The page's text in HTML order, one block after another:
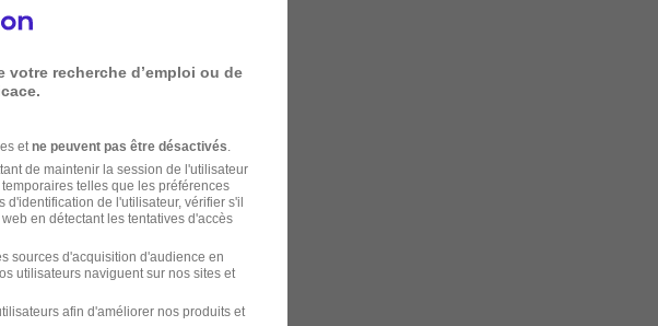
recherche d’emploi ou de
et ne peuvent pas être désactivés
de maintenir la session de l'utilisateur
telles que les préférences
d'identification de l'utilisateur, vérifier s'il
en détectant les tentatives d'accès
sources d'acquisition d'audience en
utilisateurs naviguent sur nos sites et
afin d'améliorer nos produits et